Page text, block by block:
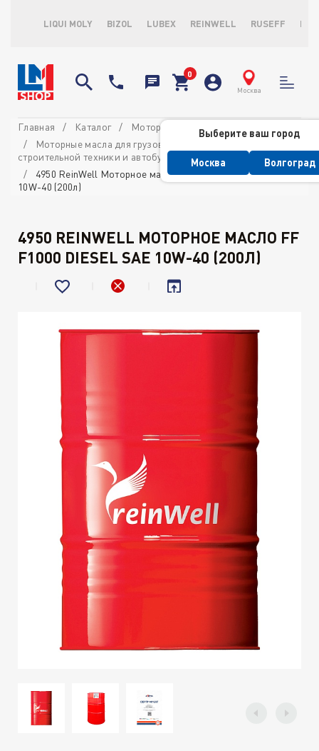
LIQUI MOLY BIZOL LUBEX REINWELL RUSEFF
Москва
Выберите ваш город
Москва Волгоград
Главная Каталог
Моторные масла
Моторные масла для грузовых автомобилей,
строительной техники и автобусов
4950 ReinWell Моторное масло FF F1000 Diesel SAE
10W-40 (200л)
4950 REINWELL МОТОРНОЕ МАСЛО FF
F1000 DIESEL SAE 10W-40 (200Л)